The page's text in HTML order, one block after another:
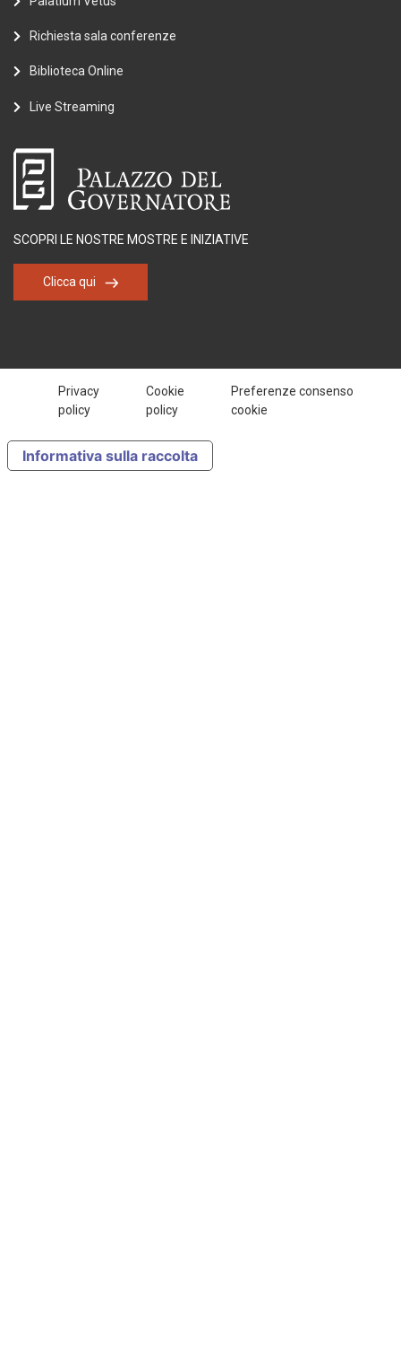
Richiesta sala conferenze
Biblioteca Online
Live Streaming
SCOPRI LE NOSTRE MOSTRE E INIZIATIVE
Clicca qui
Privacy
policy
Cookie
policy
Preferenze consenso
cookie
Informativa sulla raccolta